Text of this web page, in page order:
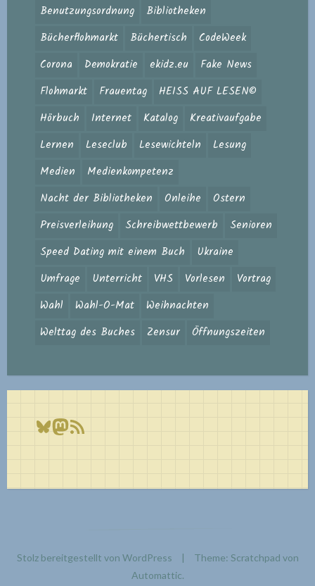
Benutzungsordnung
Bibliotheken
Bücherflohmarkt
Büchertisch
CodeWeek
Corona
Demokratie ekidz.eu
Fake News
Flohmarkt
Frauentag
HEISS AUF LESEN©
Hörbuch
Internet Katalog
Kreativaufgabe
Lernen
Leseclub Lesewichteln
Lesung
Medien
Medienkompetenz
Nacht der Bibliotheken
Onleihe
Ostern
Preisverleihung
Schreibwettbewerb
Senioren
Speed Dating mit einem Buch
Ukraine
Umfrage
Unterricht VHS Vorlesen
Vortrag
Wahl
Wahl-O-Mat
Weihnachten
Welttag des Buches
Zensur Öffnungszeiten
Bluesky
Mastodon
RSS-Feed
Stolz bereitgestellt von WordPress |
Theme: Scratchpad von
Automattic.